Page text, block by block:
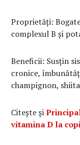
Proprietăți:
complexul B și
Beneficii: Susțin
cronice,
champignon,
Citește și
vitamina D la